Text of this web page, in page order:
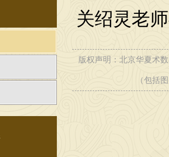
，在工作室给学生一起研究国学，弘扬中华
，在工作室给学生一起研究国学文化 [2026-
，在工作室给学生一起，学习传统文化
关绍灵老
版权声明：北京华夏术
（包括